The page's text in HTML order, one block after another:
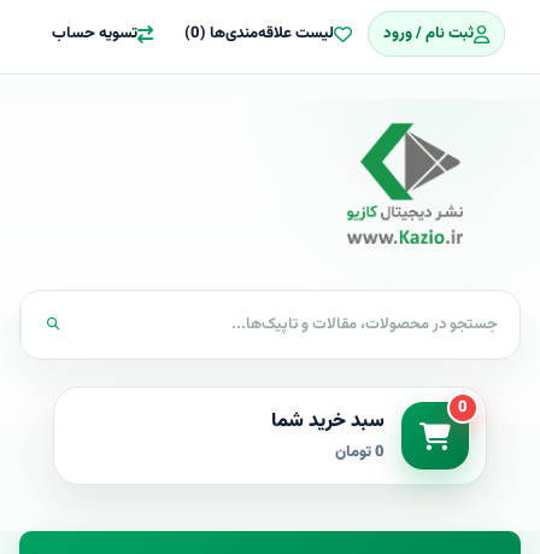
ثبت نام / ورود لیست علاقه‌مندی‌ها (0) تسویه حساب
0 سبد خرید شما
0 تومان